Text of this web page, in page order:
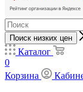
Поиск низких цен
Каталог
0
Корзина